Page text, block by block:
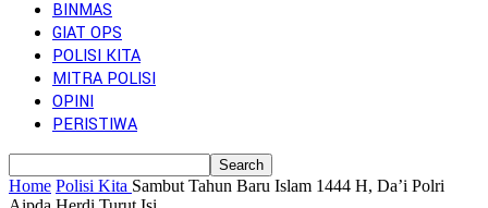
BINMAS
GIAT OPS
POLISI KITA
MITRA POLISI
OPINI
PERISTIWA
Home Polisi Kita Sambut Tahun Baru Islam 1444 H, Da’i Polri